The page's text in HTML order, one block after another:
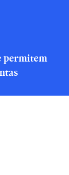
permitem